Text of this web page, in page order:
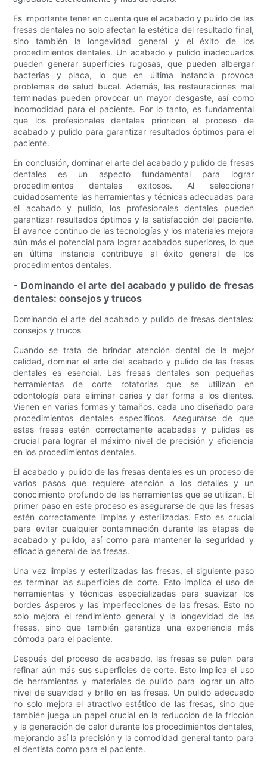
Es importante tener en cuenta que el acabado y pulido de las
fresas dentales no solo afectan la estética del resultado final,
sino también la longevidad general y el éxito de los
procedimientos dentales. Un acabado y pulido inadecuados
pueden generar superficies rugosas, que pueden albergar
bacterias y placa, lo que en última instancia provoca
problemas de salud bucal. Además, las restauraciones mal
terminadas pueden provocar un mayor desgaste, así como
incomodidad para el paciente. Por lo tanto, es fundamental
que los profesionales dentales prioricen el proceso de
acabado y pulido para garantizar resultados óptimos para el
paciente.
En conclusión, dominar el arte del acabado y pulido de fresas
dentales es un aspecto fundamental para lograr
procedimientos dentales exitosos. Al seleccionar
cuidadosamente las herramientas y técnicas adecuadas para
el acabado y pulido, los profesionales dentales pueden
garantizar resultados óptimos y la satisfacción del paciente.
El avance continuo de las tecnologías y los materiales mejora
aún más el potencial para lograr acabados superiores, lo que
en última instancia contribuye al éxito general de los
procedimientos dentales.
- Dominando el arte del acabado y pulido de fresas
dentales: consejos y trucos
Dominando el arte del acabado y pulido de fresas dentales:
consejos y trucos
Cuando se trata de brindar atención dental de la mejor
calidad, dominar el arte del acabado y pulido de las fresas
dentales es esencial. Las fresas dentales son pequeñas
herramientas de corte rotatorias que se utilizan en
odontología para eliminar caries y dar forma a los dientes.
Vienen en varias formas y tamaños, cada uno diseñado para
procedimientos dentales específicos. Asegurarse de que
estas fresas estén correctamente acabadas y pulidas es
crucial para lograr el máximo nivel de precisión y eficiencia
en los procedimientos dentales.
El acabado y pulido de las fresas dentales es un proceso de
varios pasos que requiere atención a los detalles y un
conocimiento profundo de las herramientas que se utilizan. El
primer paso en este proceso es asegurarse de que las fresas
estén correctamente limpias y esterilizadas. Esto es crucial
para evitar cualquier contaminación durante las etapas de
acabado y pulido, así como para mantener la seguridad y
eficacia general de las fresas.
Una vez limpias y esterilizadas las fresas, el siguiente paso
es terminar las superficies de corte. Esto implica el uso de
herramientas y técnicas especializadas para suavizar los
bordes ásperos y las imperfecciones de las fresas. Esto no
solo mejora el rendimiento general y la longevidad de las
fresas, sino que también garantiza una experiencia más
cómoda para el paciente.
Después del proceso de acabado, las fresas se pulen para
refinar aún más sus superficies de corte. Esto implica el uso
de herramientas y materiales de pulido para lograr un alto
nivel de suavidad y brillo en las fresas. Un pulido adecuado
no solo mejora el atractivo estético de las fresas, sino que
también juega un papel crucial en la reducción de la fricción
y la generación de calor durante los procedimientos dentales,
mejorando así la precisión y la comodidad general tanto para
el dentista como para el paciente.